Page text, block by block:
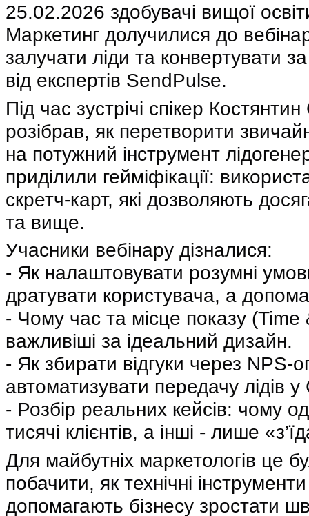
25.02.2026 здобувачі вищої
Маркетинг долучилися до
залучати ліди та конвертувати
від експертів SendPulse.
Під час зустрічі спікер
розібрав, як перетворити
на потужний інструмент
приділили гейміфікації:
скретч-карт, які дозволяють
та вище.
Учасники вебінару дізналися:
- Як налаштовувати розумні
дратувати користувача, а
- Чому час та місце показу
важливіші за ідеальний дизайн.
- Як збирати відгуки через NPS-
автоматизувати передачу лідів у
- Розбір реальних кейсів: чому
тисячі клієнтів, а інші - лише
Для майбутніх маркетологів це
побачити, як технічні
допомагають бізнесу зростати